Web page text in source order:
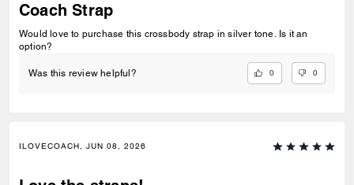
Coach Strap
Would love to purchase this crossbody strap in silver tone. Is it an
option?
Was this review helpful? 0 0
ILOVECOACH, JUN 08, 2026